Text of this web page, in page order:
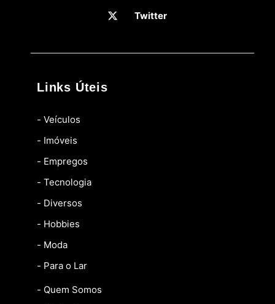
Twitter
Links Úteis
- Veículos
- Imóveis
- Empregos
- Tecnologia
- Diversos
- Hobbies
- Moda
- Para o Lar
- Quem Somos